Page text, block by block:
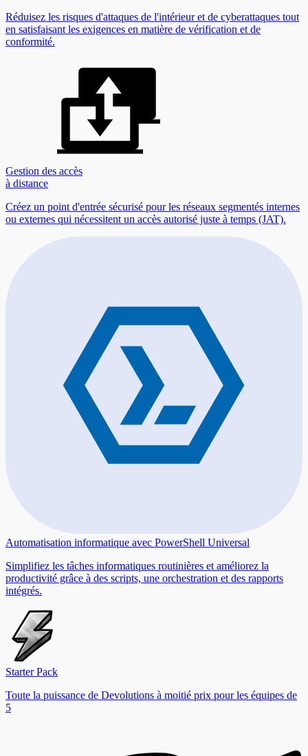
Réduisez les risques d'attaques de l'intérieur et de cyberattaques tout
en satisfaisant les exigences en matière de vérification et de
conformité.
Gestion des accès
à distance
Créez un point d'entrée sécurisé pour les réseaux segmentés internes
ou externes qui nécessitent un accès autorisé juste à temps (JAT).
Automatisation informatique avec PowerShell Universal
Simplifiez les tâches informatiques routinières et améliorez la
productivité grâce à des scripts, une orchestration et des rapports
intégrés.
Starter Pack
Toute la puissance de Devolutions à moitié prix pour les équipes de
5